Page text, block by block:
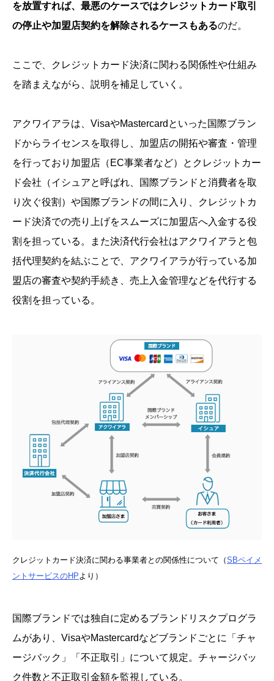
を放置すれば、最悪のケースではクレジットカード取引
の停止や加盟店契約を解除されるケースもあるのだ。
ここで、クレジットカード決済に関わる関係性や仕組み
を踏まえながら、説明を補足していく。
アクワイアラは、VisaやMastercardといった国際ブラン
ドからライセンスを取得し、加盟店の開拓や審査・管理
を行っており加盟店（EC事業者など）とクレジットカー
ド会社（イシュアと呼ばれ、国際ブランドと消費者を取
り次ぐ役割）や国際ブランドの間に入り、クレジットカ
ード決済での売り上げをスムーズに加盟店へ入金する役
割を担っている。また決済代行会社はアクワイアラと包
括代理契約を結ぶことで、アクワイアラが行っている加
盟店の審査や契約手続き、売上入金管理などを代行する
役割を担っている。
クレジットカード決済に関わる事業者との関係性について（SBペイメ
ントサービスのHPより）
国際ブランドでは独自に定めるブランドリスクプログラ
ムがあり、VisaやMastercardなどブランドごとに「チャ
ージバック」「不正取引」について規定。チャージバッ
ク件数と不正取引金額を監視している。